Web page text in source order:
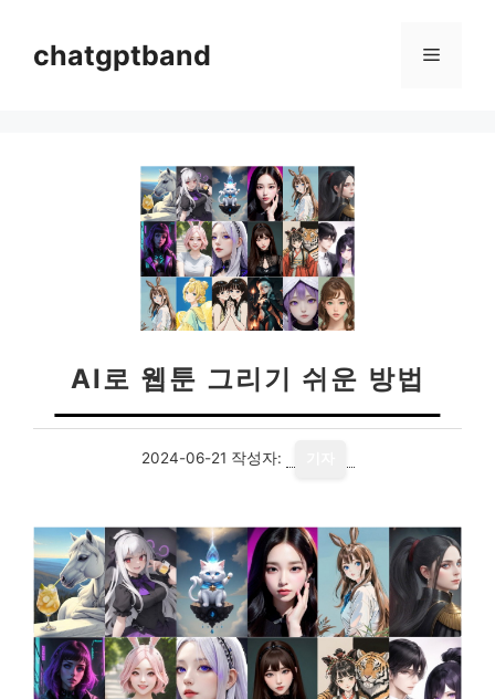
chatgptband 메
AI로 웹툰 그리기 쉬운 방법
2024-06-21 작성자: